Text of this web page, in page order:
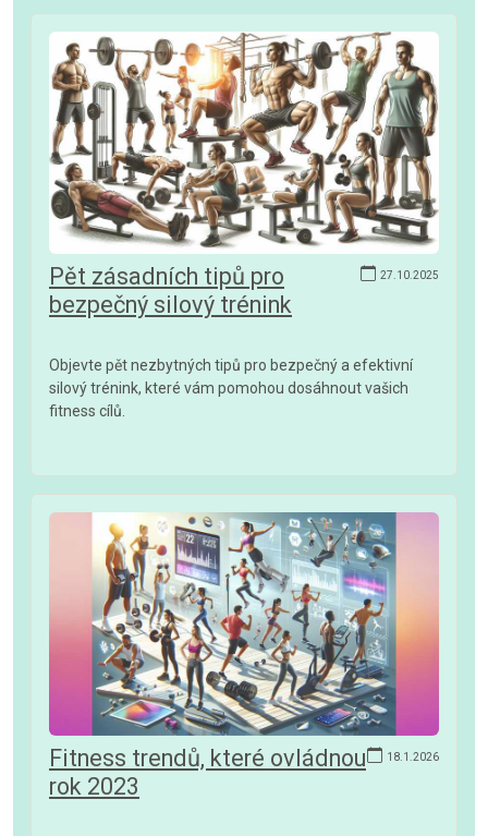
27.10.2025
Pět zásadních tipů pro
bezpečný silový trénink
Objevte pět nezbytných tipů pro bezpečný a efektivní
silový trénink, které vám pomohou dosáhnout vašich
fitness cílů.
18.1.2026
Fitness trendů, které ovládnou
rok 2023